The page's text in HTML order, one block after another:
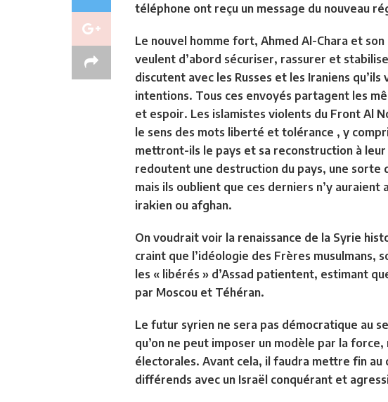
téléphone ont reçu un message du nouveau
Le nouvel homme fort, Ahmed Al-Chara et
veulent d’abord sécuriser, rassurer et
discutent avec les Russes et les Iraniens
intentions. Tous ces envoyés partagent les
et espoir. Les islamistes violents du Front Al
le sens des mots liberté et tolérance , y
mettront-ils le pays et sa reconstruction à leur
redoutent une destruction du pays, une sorte
mais ils oublient que ces derniers n’y
irakien ou afghan.
On voudrait voir la renaissance de la Syrie
craint que l’idéologie des Frères musulmans,
les « libérés » d’Assad patientent, estimant
par Moscou et Téhéran.
Le futur syrien ne sera pas démocratique au
qu’on ne peut imposer un modèle par la
électorales. Avant cela, il faudra mettre fin au
différends avec un Israël conquérant et